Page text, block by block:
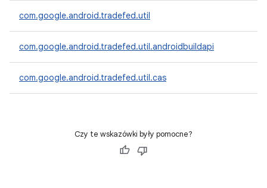
com.google.android.tradefed.util
com.google.android.tradefed.util.androidbuildapi
com.google.android.tradefed.util.cas
Czy te wskazówki były pomocne?